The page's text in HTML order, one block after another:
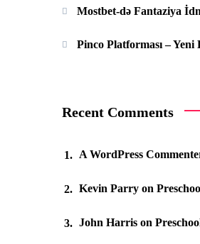
Mostbet-də Fantaziya
Pinco Platforması –
Recent Comments
A WordPress
Kevin Parryon
John Harrison